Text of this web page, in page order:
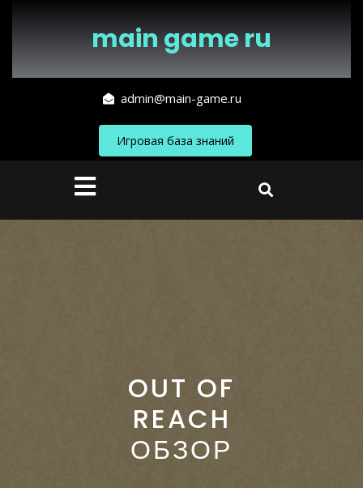
main game ru
admin@main-game.ru
Игровая база знаний
Кнопка
Открыть
OUT OF
REACH
ОБЗОР